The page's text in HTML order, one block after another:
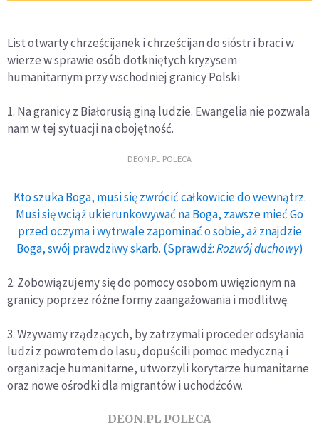
List otwarty chrześcijanek i chrześcijan do sióstr i braci w
wierze w sprawie osób dotkniętych kryzysem
humanitarnym przy wschodniej granicy Polski
1. Na granicy z Białorusią giną ludzie. Ewangelia nie pozwala
nam w tej sytuacji na obojętność.
DEON.PL POLECA
Kto szuka Boga, musi się zwrócić całkowicie do wewnątrz.
Musi się wciąż ukierunkowywać na Boga, zawsze mieć Go
przed oczyma i wytrwale zapominać o sobie, aż znajdzie
Boga, swój prawdziwy skarb. (Sprawdź:Rozwój duchowy)
2. Zobowiązujemy się do pomocy osobom uwięzionym na
granicy poprzez różne formy zaangażowania i modlitwę.
3. Wzywamy rządzących, by zatrzymali proceder odsyłania
ludzi z powrotem do lasu, dopuścili pomoc medyczną i
organizacje humanitarne, utworzyli korytarze humanitarne
oraz nowe ośrodki dla migrantów i uchodźców.
DEON.PL POLECA